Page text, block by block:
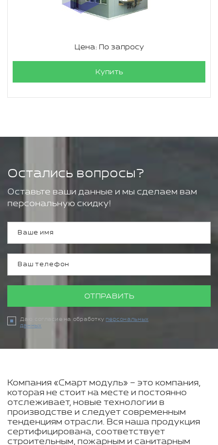
Цена: По запросу
Купить
Остались вопросы?
Оставьте ваши данные и мы сделаем вам
персональную скидку!
ОТПРАВИТЬ
Даю согласие на обработку персональных
данных
Компания «Смарт модуль» – это компания,
которая не стоит на месте и постоянно
отслеживает, новые технологии в
производстве и следует современным
тенденциям отрасли. Вся наша продукция
сертифицирована, соответствует
строительным, пожарным и санитарным